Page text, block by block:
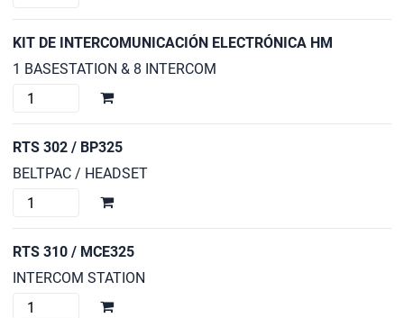
INTERCOMUNICACIÓN
MARS
T1000
cantidad
KIT DE INTERCOMUNICACIÓN ELECTRÓNICA HM
1 BASESTATION & 8 INTERCOM
KIT
INTERCOMUNICACIÓN
HM
cantidad
RTS 302 / BP325
BELTPAC / HEADSET
RTS
/
cantidad
RTS 310 / MCE325
INTERCOM STATION
RTS